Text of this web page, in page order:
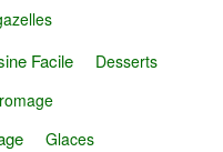
Facile
Desserts
Glaces